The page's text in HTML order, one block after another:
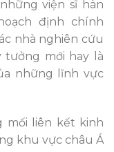
viện sĩ hàn
định chính
nhà nghiên cứu
tưởng mới hay là
những lĩnh vực
mối liên kết kinh
khu vực châu Á